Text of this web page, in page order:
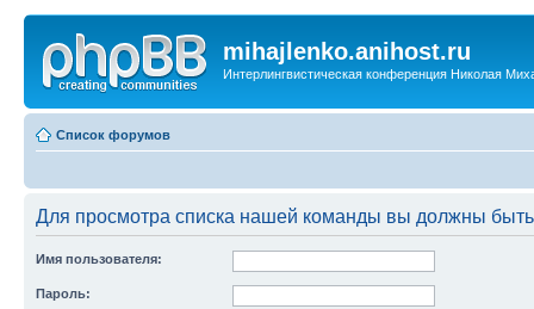
mihajlenko.anihost.ru
Интерлингвистическая конференция Николая
Список форумов
Для просмотра списка нашей команды вы должны
Имя пользователя:
Пароль: